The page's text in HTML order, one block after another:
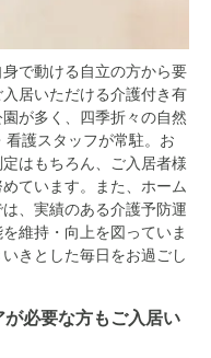
で動ける自立の方から要
居いただける介護付き有
が多く、四季折々の自然
護スタッフが常駐。お
はもちろん、ご入居者様
ています。また、ホーム
、実績のある介護予防運
維持・向上を図っていま
きとした毎日をお過ごし
必要な方もご入居い